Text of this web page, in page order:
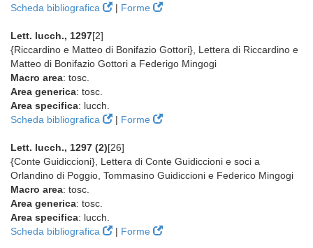
Scheda bibliografica
| Forme
Lett. lucch., 1297[2]
{Riccardino e Matteo di Bonifazio Gottori}, Lettera di Riccardino e
Matteo di Bonifazio Gottori a Federigo Mingogi
Macro area: tosc.
Area generica: tosc.
Area specifica: lucch.
Scheda bibliografica
| Forme
Lett. lucch., 1297 (2)[26]
{Conte Guidiccioni}, Lettera di Conte Guidiccioni e soci a
Orlandino di Poggio, Tommasino Guidiccioni e Federico Mingogi
Macro area: tosc.
Area generica: tosc.
Area specifica: lucch.
Scheda bibliografica
| Forme